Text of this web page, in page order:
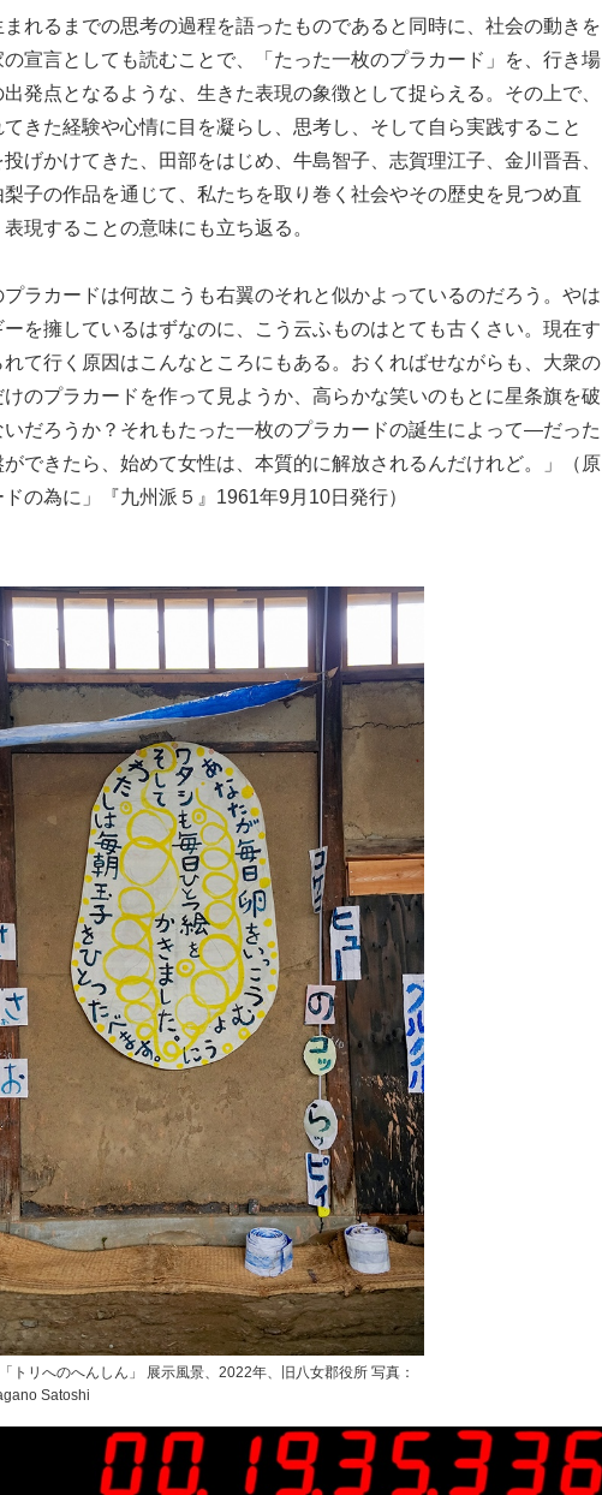
れるまでの思考の過程を語ったものであると同時に、社会の動きを
宣言としても読むことで、「たった一枚のプラカード」を、行き場
発点となるような、生きた表現の象徴として捉らえる。その上で、
きた経験や心情に目を凝らし、思考し、そして自ら実践すること
げかけてきた、田部をはじめ、牛島智子、志賀理江子、金川晋吾、
子の作品を通じて、私たちを取り巻く社会やその歴史を見つめ直
現することの意味にも立ち返る。
プラカードは何故こうも右翼のそれと似かよっているのだろう。やは
を擁しているはずなのに、こう云ふものはとても古くさい。現在す
て行く原因はこんなところにもある。おくればせながらも、大衆の
のプラカードを作って見ようか、高らかな笑いのもとに星条旗を破
だろうか？それもたった一枚のプラカードの誕生によって―だった
できたら、始めて女性は、本質的に解放されるんだけれど。」（原
の為に」『九州派５』1961年9月10日発行）
トリへのへんしん」 展示風景、2022年、旧八女郡役所 写真：
Satoshi